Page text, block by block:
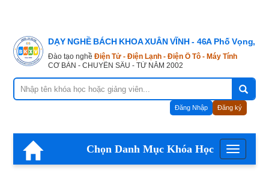
DẠY NGHỀ BÁCH KHOA XUÂN VĨNH - 46A Phố Vọng,
Đào tạo nghề Điện Tử - Điện Lạnh - Điện Ô Tô - Máy Tính
CƠ BẢN - CHUYÊN SÂU - TỪ NĂM 2002
Đăng Nhập Đăng ký
Menu
Chọn Danh Mục Khóa Học